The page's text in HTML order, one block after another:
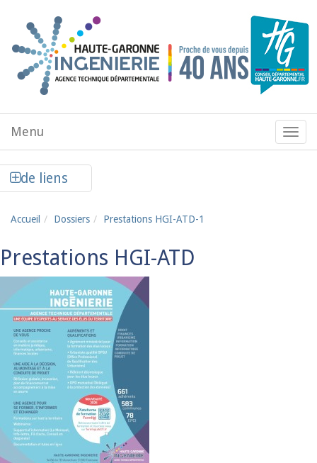
Menu
de
Menu
de liens
Accueil Dossiers Prestations HGI-ATD-1
Prestations HGI-ATD